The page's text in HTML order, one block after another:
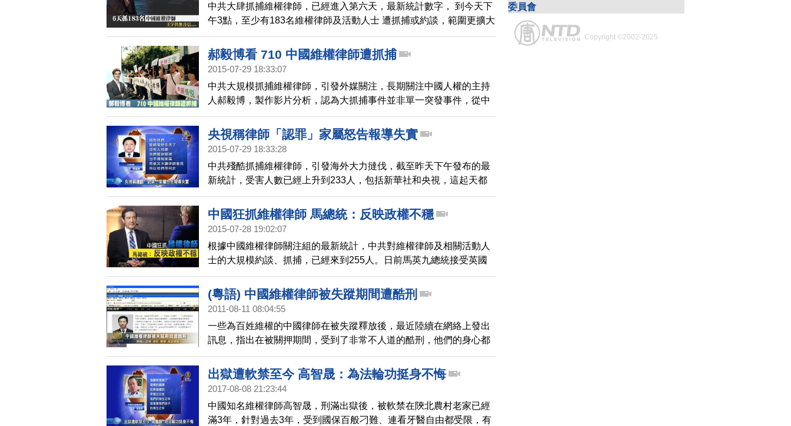
中共大肆抓捕維權律師，已經進入第六天，最新統計數字， 到今天下
午3點，至少有183名維權律師及活動人士 遭抓捕或約談，範圍更擴大
到24個省份，而這起事件當中，第一個遭到綁架的維權律師王宇和她
的丈夫，已經整整六天，音信全無，我們的記者致電北京當地派出
所，司法局，甚至律師協會，都無法得到相關訊息。
郝毅博看 710 中國維權律師遭抓捕
2015-07-29 18:33:07
中共大規模抓捕維權律師，引發外媒關注，長期關注中國人權的主持
人郝毅博，製作影片分析，認為大抓捕事件並非單一突發事件，從中
共接連通過的一連串政策，就有跡可循。
央視稱律師「認罪」家屬怒告報導失實
2015-07-29 18:33:28
中共殘酷抓捕維權律師，引發海外大力撻伐，截至昨天下午發布的最
新統計，受害人數已經上升到233人，包括新華社和央視，這起天都
發表消息宣稱，北京律師周世鋒已經認罪；對此，中國維權律師表
示，他們受理過太多，被迫害、脅迫的案件，官媒的放話，都是政治
打壓中的一環。參與報導的多名記者，也被律師家屬以「報導失實」
中國狂抓維權律師 馬總統：反映政權不穩
2015-07-28 19:02:07
根據中國維權律師關注組的最新統計，中共對維權律師及相關活動人
士的大規模約談、抓捕，已經來到255人。日前馬英九總統接受英國
媒體BBC專訪時表示，他認為中國大陸最近對維權律師的抓捕，體現
出習近平統治下的人權法治發展並不穩定。這是繼陸委會、台灣人權
團體、以及民進黨日前公開呼籲中共官方停止拘捕維權律師後，馬總
發表聲明，對於中國維權律師遭到拘捕，表示深深的憂慮。美國國務
院強烈促請中國尊重公民權利，釋放被逮捕的相關人員。
(粵語) 中國維權律師被失蹤期間遭酷刑
2011-08-11 08:04:55
一些為百姓維權的中國律師在被失蹤釋放後，最近陸續在網絡上發出
訊息，指出在被關押期間，受到了非常不人道的酷刑，他們的身心都
遭到摧殘。 ,(粵語) 中國維權律師被失蹤期間遭酷刑
出獄遭軟禁至今 高智晟：為法輪功挺身不悔
2017-08-08 21:23:44
中國知名維權律師高智晟，刑滿出獄後，被軟禁在陝北農村老家已經
滿3年，針對過去3年，受到國保百般刁難、連看牙醫自由都受限，有
委員會
Copyright ©2002-2025